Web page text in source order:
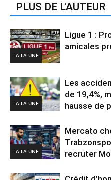
PLUS DE L'AUTEUR
- A LA UNE
Ligue 1 :
amicales
- A LA UNE
Les
de 19,4%,
hausse de
- A LA UNE
Mercato
recruter